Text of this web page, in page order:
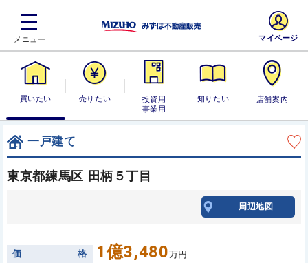
買いたい 売りたい
投資用・事業
用
知りたい 店舗案内
マイページ
一戸建て
東京都練馬区 田柄５丁目
周辺地図
価 格 1億3,480万円